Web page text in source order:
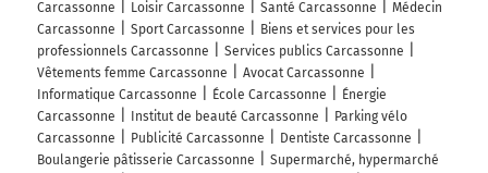
Carcassonne
Loisir Carcassonne Santé Carcassonne
Médecin
Carcassonne
Sport Carcassonne
Biens et services pour les
professionnels Carcassonne
Services publics Carcassonne
Vêtements femme Carcassonne
Avocat Carcassonne
Informatique Carcassonne
École Carcassonne
Énergie
Carcassonne
Institut de beauté Carcassonne
Parking vélo
Carcassonne
Publicité Carcassonne
Dentiste Carcassonne
Boulangerie pâtisserie Carcassonne
Supermarché, hypermarché